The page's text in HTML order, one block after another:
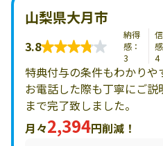
山梨県大月市
3.8
納得
感：
3
4
特典付与の条件もわかり
お電話した際も丁寧にご
まで完了致しました。
月々2,394円削減！